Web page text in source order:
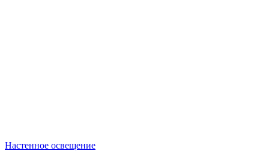
Настенное освещение